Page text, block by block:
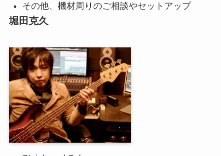
その他、機材周りのご相談やセットアップ
堀田克久